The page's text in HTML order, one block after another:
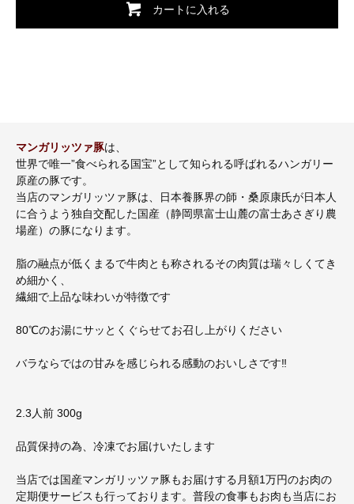
カートに入れる
マンガリッツァ豚は、
世界で唯一”食べられる国宝”として知られる呼ばれるハンガリー
原産の豚です。
当店のマンガリッツァ豚は、日本養豚界の師・桑原康氏が日本人
に合うよう独自交配した国産（静岡県富士山麓の富士あさぎり農
場産）の豚になります。
脂の融点が低くまるで牛肉とも称されるその肉質は瑞々しくてき
め細かく、
繊細で上品な味わいが特徴です
80℃のお湯にサッとくぐらせてお召し上がりください
バラならではの甘みを感じられる感動のおいしさです‼
2.3人前 300g
品質保持の為、冷凍でお届けいたします
当店では国産マンガリッツァ豚もお届けする月額1万円のお肉の
定期便サービスも行っております。普段の食事もお肉も当店にお